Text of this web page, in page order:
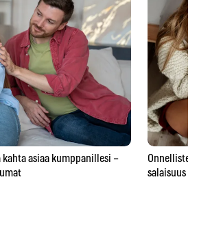
asiaa kumppanillesi –
Onnellisten
salaisuus –